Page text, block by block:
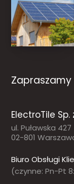
Zapraszamy
ElectroTile Sp.
ul. Puławska 427
02-801
Biuro Obsługi
(czynne: Pn-Pt